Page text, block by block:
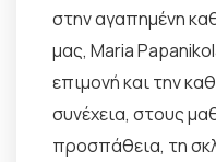
στην αγαπημένη
μας, Maria
επιμονή και την
συνέχεια, στους
προσπάθεια, τη